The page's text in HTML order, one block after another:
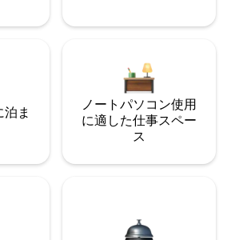
ま
ノートパソコン使用
に適した仕事スペー
ス